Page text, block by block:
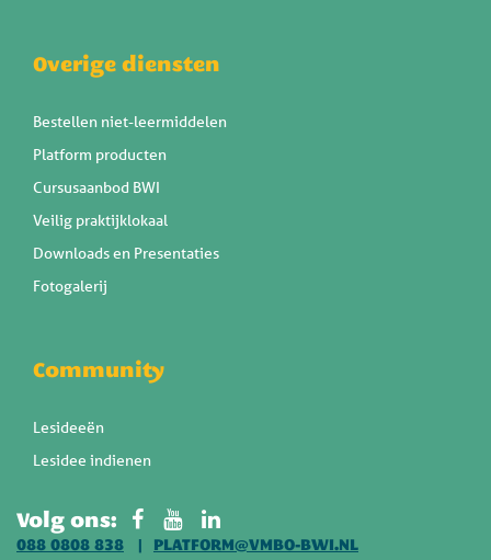
Overige diensten
Bestellen niet-leermiddelen
Platform producten
Cursusaanbod BWI
Veilig praktijklokaal
Downloads en Presentaties
Fotogalerij
Community
Lesideeën
Lesidee indienen
Volg ons:
088 0808 838
PLATFORM@VMBO-BWI.NL